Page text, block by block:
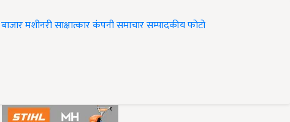
बाजारमशीनरीसाक्षात्कारकंपनी समाचारसम्पादकीयफोटो